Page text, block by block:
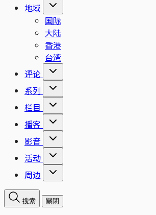
地域
国际
大陆
香港
台湾
评论
系列
栏目
播客
影音
活动
周边
搜索 關閉